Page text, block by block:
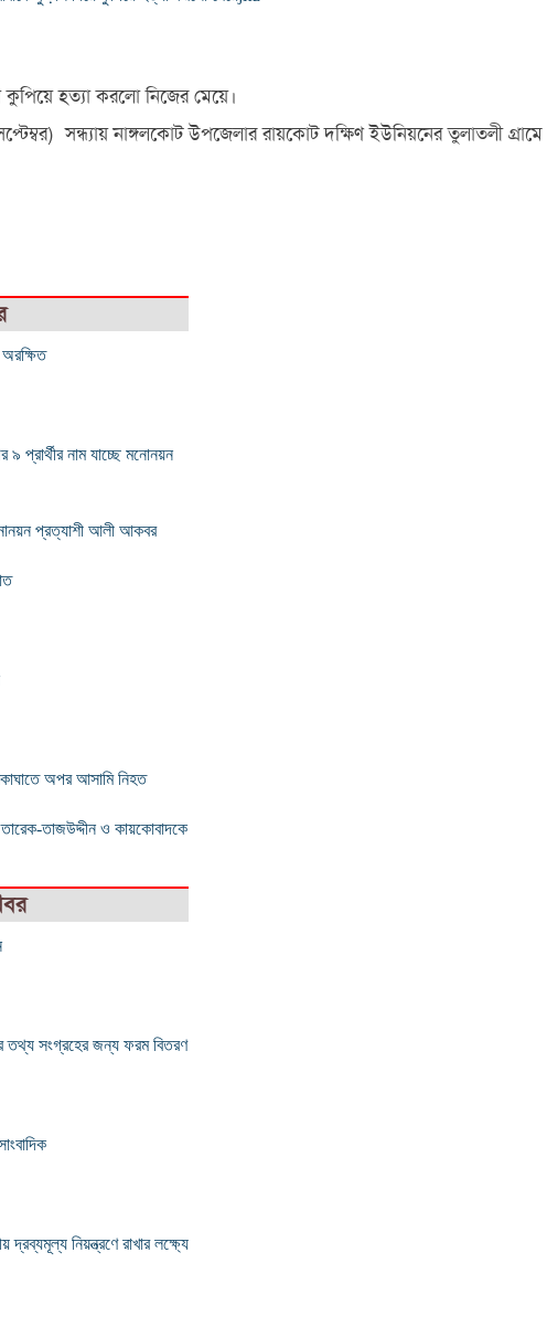
কুপিয়ে হত্যা করলো নিজের মেয়ে।
সন্ধ্যায় নাঙ্গলকোট উপজেলার রায়কোট দক্ষিণ ইউনিয়নের তুলাতলী
অরক্ষিত
৯ প্রার্থীর নাম যাচ্ছে মনোনয়ন
প্রত্যাশী আলী আকবর
অপর আসামি নিহত
তাজউদ্দীন ও কায়কোবাদকে
তথ্য সংগ্রহের জন্য ফরম বিতরণ
নিয়ন্ত্রণে রাখার লক্ষ্যে